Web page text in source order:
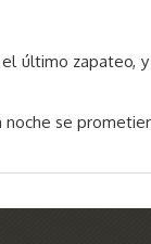
último zapateo,
noche se